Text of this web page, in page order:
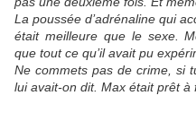
La poussée d’adrénaline qui
était meilleure que le sexe.
que tout ce qu’il avait pu
Ne commets pas de crime, si
lui avait-on dit. Max était prêt à